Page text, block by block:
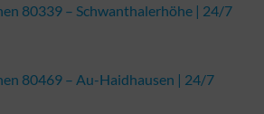
80339 – Schwanthalerhöhe | 24/7
80469 – Au-Haidhausen | 24/7